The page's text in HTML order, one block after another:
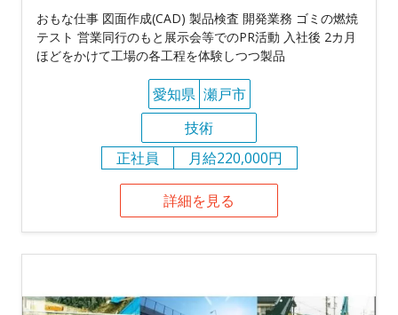
おもな仕事 図面作成(CAD) 製品検査 開発業務 ゴミの燃焼
テスト 営業同行のもと展示会等でのPR活動 入社後 2カ月
ほどをかけて工場の各工程を体験しつつ製品
愛知県 瀬戸市
技術
正社員
月給220,000円
詳細を見る